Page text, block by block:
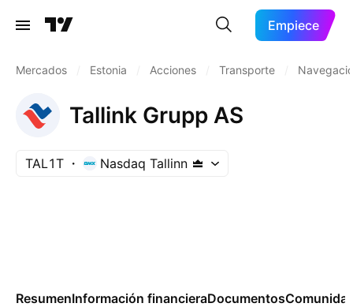
Empiece
Mercados Estonia Acciones Transporte
Tallink Grupp AS
TAL1T Nasdaq Tallinn
ResumenInformación financieraDocumentos